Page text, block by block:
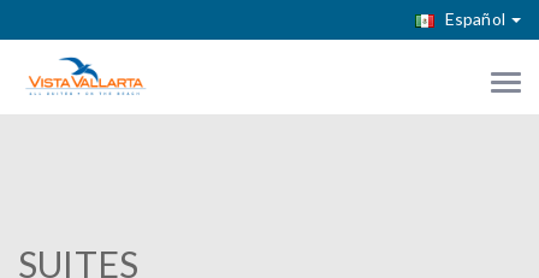
Español
SUITES